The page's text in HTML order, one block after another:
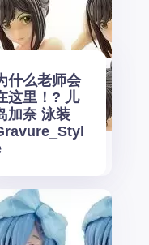
什么老师会
这里！? 儿
加奈 泳装